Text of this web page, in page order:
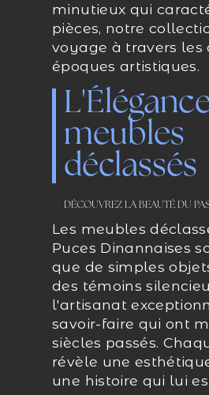
minutieux qui
pièces, notre
voyage à travers les
époques artistiques.
meubles
déclassés
DÉCOUVREZ LA BEAUTÉ DU
Les meubles
Puces Dinannaises
que de simples
des témoins
l'artisanat
savoir-faire qui ont
siècles passés.
révèle une
une histoire qui lui